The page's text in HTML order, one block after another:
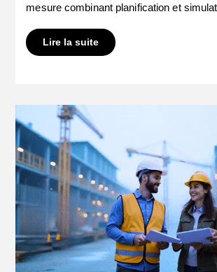
mesure combinant planification et
Lire la suite